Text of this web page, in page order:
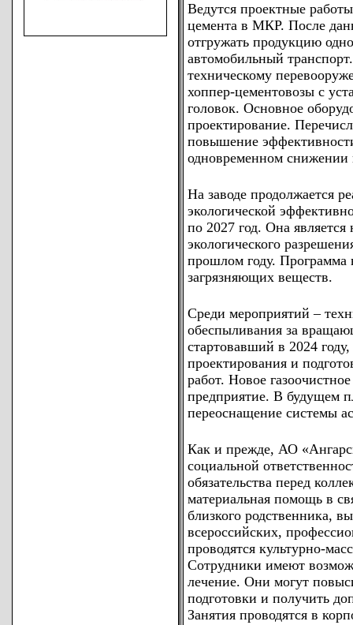
Ведутся проектные
цемента в МКР. После
отгружать продукцию
автомобильный
техническому
хоппер-цементовозы с
головок. Основное
проектирование.
повышение
одновременном снижении
На заводе продолжается
экологической
по 2027 год. Она
экологического
прошлом году. Программа
загрязняющих веществ.
Среди мероприятий –
обеспыливания за
стартовавший в 2024
проектирования и
работ. Новое
предприятие. В будущем
переоснащение системы
Как и прежде, АО
социальной
обязательства перед
материальная помощь в
близкого родственника,
всероссийских,
проводятся культурно-
Сотрудники имеют
лечение. Они могут
подготовки и получить
Занятия проводятся в